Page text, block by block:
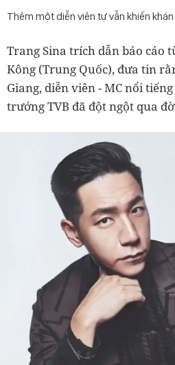
Thêm một diễn viên tự vẫn khiến
Trang Sina trích dẫn báo cáo
Kông (Trung Quốc), đưa tin
Giang, diễn viên - MC nổi
trướng TVB đã đột ngột qua